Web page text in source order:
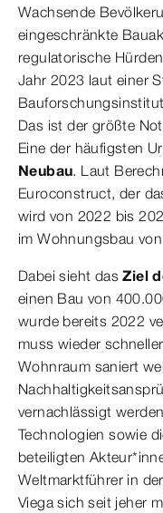
Wachsende
eingeschränkte
regulatorische
Jahr 2023 laut einer
Das ist der größte
Eine der häufigsten
Neubau. Laut
Euroconstruct, der
wird von 2022 bis
im Wohnungsbau
Dabei sieht dasZiel
einen Bau von
wurde bereits 2022
muss wieder
Wohnraum saniert
vernachlässigt
Technologien sowie
beteiligten
Weltmarktführer in
Viega sich seit jeher